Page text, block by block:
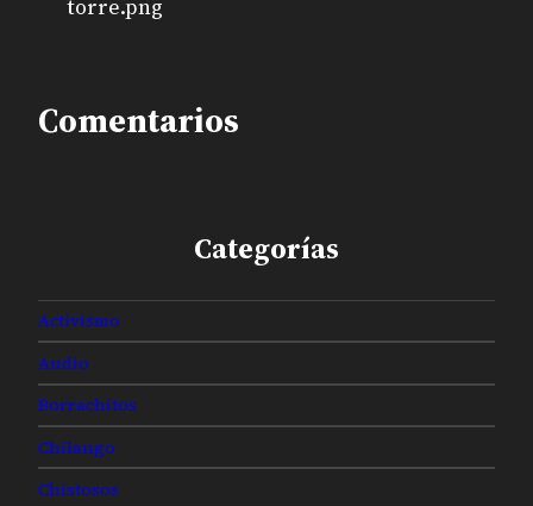
torre.png
Comentarios
Categorías
Activismo
Audio
Borrachitos
Chilango
Chistosos